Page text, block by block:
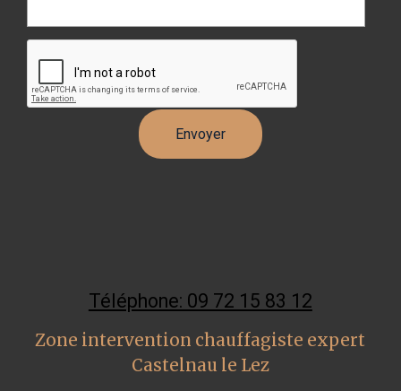
Téléphone: 09 72 15 83 12
Zone intervention chauffagiste expert
Castelnau le Lez